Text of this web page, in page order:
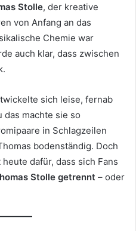
Stolle, der kreative
von Anfang an das
Chemie war
auch klar, dass zwischen
sich leise, fernab
das machte sie so
in Schlagzeilen
bodenständig. Doch
dafür, dass sich Fans
Stolle getrennt – oder